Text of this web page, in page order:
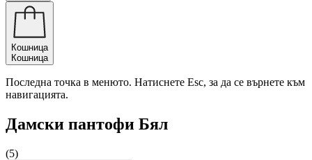
Кошница
Кошница
Последна точка в менюто. Натиснете Esc, за да се върнете към
навигацията.
Дамски пантофи Бял
(5)